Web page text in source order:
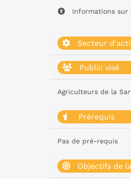
Informations sur
Secteur
Public visé
Agriculteurs de la
Prérequis
Pas de pré-requis
Objectifs de